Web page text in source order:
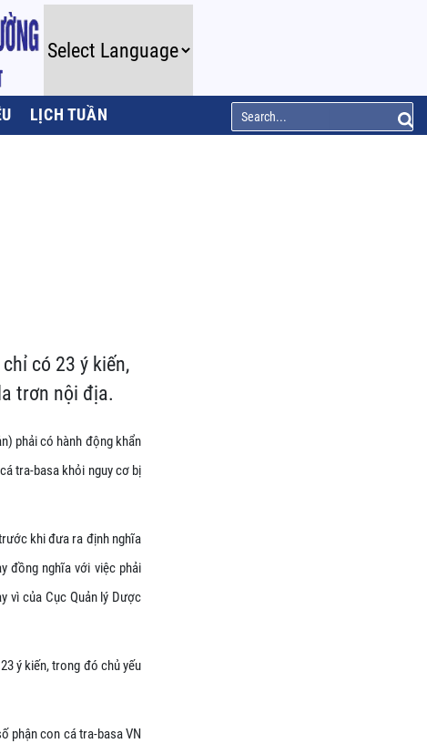
LỊCH TUẦN
có 23 ý kiến,
trơn nội địa.
phải có hành động khẩn
tra-basa khỏi nguy cơ bị
khi đưa ra định nghĩa
đồng nghĩa với việc phải
vì của Cục Quản lý Dược
ý kiến, trong đó chủ yếu
phận con cá tra-basa VN